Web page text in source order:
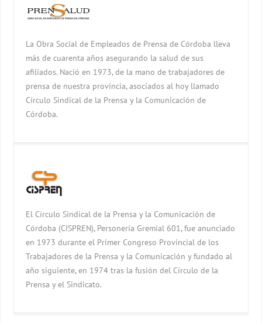
La Obra Social de Empleados de Prensa de Córdoba lleva
más de cuarenta años asegurando la salud de sus
afiliados. Nació en 1973, de la mano de trabajadores de
prensa de nuestra provincia, asociados al hoy llamado
Círculo Sindical de la Prensa y la Comunicación de
Córdoba.
El Círculo Sindical de la Prensa y la Comunicación de
Córdoba (CISPREN), Personería Gremial 601, fue anunciado
en 1973 durante el Primer Congreso Provincial de los
Trabajadores de la Prensa y la Comunicación y fundado al
año siguiente, en 1974 tras la fusión del Círculo de la
Prensa y el Sindicato.